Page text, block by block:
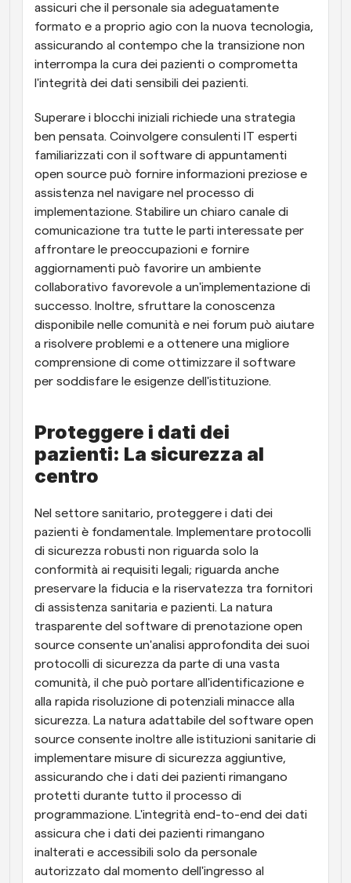
assicuri che il personale sia adeguatamente
formato e a proprio agio con la nuova tecnologia,
assicurando al contempo che la transizione non
interrompa la cura dei pazienti o comprometta
l'integrità dei dati sensibili dei pazienti.
Superare i blocchi iniziali richiede una strategia
ben pensata. Coinvolgere consulenti IT esperti
familiarizzati con il software di appuntamenti
open source può fornire informazioni preziose e
assistenza nel navigare nel processo di
implementazione. Stabilire un chiaro canale di
comunicazione tra tutte le parti interessate per
affrontare le preoccupazioni e fornire
aggiornamenti può favorire un ambiente
collaborativo favorevole a un'implementazione di
successo. Inoltre, sfruttare la conoscenza
disponibile nelle comunità e nei forum può aiutare
a risolvere problemi e a ottenere una migliore
comprensione di come ottimizzare il software
per soddisfare le esigenze dell'istituzione.
Proteggere i dati dei
pazienti: La sicurezza al
centro
Nel settore sanitario, proteggere i dati dei
pazienti è fondamentale. Implementare protocolli
di sicurezza robusti non riguarda solo la
conformità ai requisiti legali; riguarda anche
preservare la fiducia e la riservatezza tra fornitori
di assistenza sanitaria e pazienti. La natura
trasparente del software di prenotazione open
source consente un'analisi approfondita dei suoi
protocolli di sicurezza da parte di una vasta
comunità, il che può portare all'identificazione e
alla rapida risoluzione di potenziali minacce alla
sicurezza. La natura adattabile del software open
source consente inoltre alle istituzioni sanitarie di
implementare misure di sicurezza aggiuntive,
assicurando che i dati dei pazienti rimangano
protetti durante tutto il processo di
programmazione. L'integrità end-to-end dei dati
assicura che i dati dei pazienti rimangano
inalterati e accessibili solo da personale
autorizzato dal momento dell'ingresso al